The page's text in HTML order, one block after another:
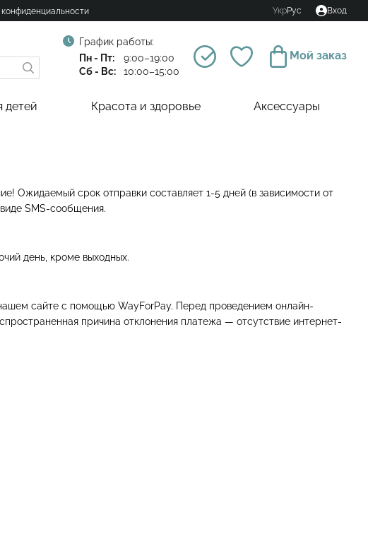
УкрРус Вход
График работы:
Пн - Пт:
9:00–19:00
Сб - Вс:
10:00–15:00
Мой заказ
детей Красота и здоровье Аксессуары
Ожидаемый срок отправки составляет 1-5 дней (в зависимости от
SMS-сообщения.
день, кроме выходных.
сайте с помощью WayForPay. Перед проведением онлайн-
причина отклонения платежа — отсутствие интернет-